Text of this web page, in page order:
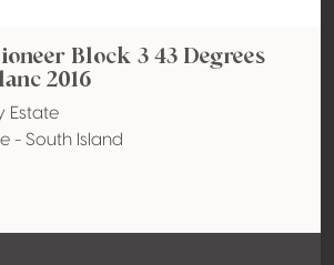
Block 3 43 Degrees
2016
Estate
- South Island